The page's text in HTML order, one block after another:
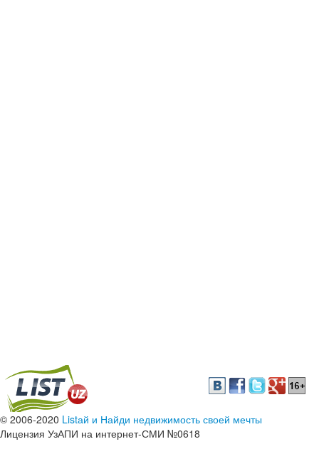
© 2006-2020 Listай и Найди недвижимость своей мечты
Лицензия УзАПИ на интернет-СМИ №0618